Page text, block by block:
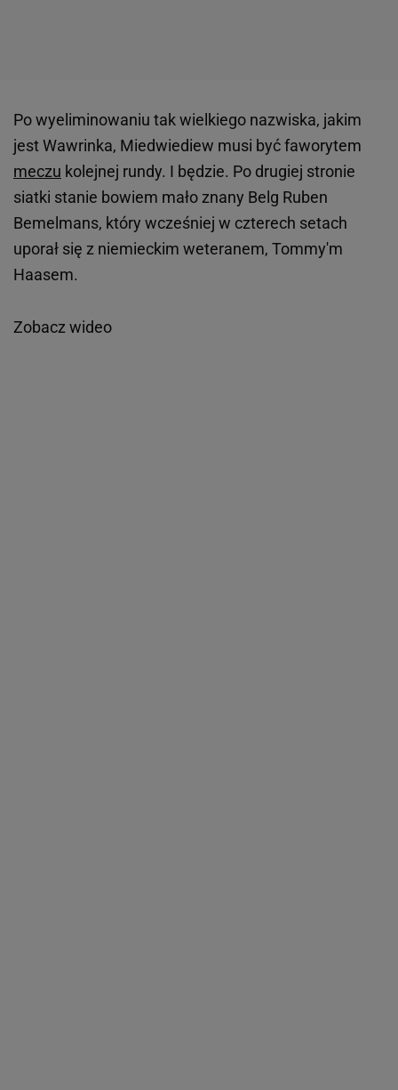
Po wyeliminowaniu tak wielkiego nazwiska, jakim
jest Wawrinka, Miedwiediew musi być faworytem
meczu kolejnej rundy. I będzie. Po drugiej stronie
siatki stanie bowiem mało znany Belg Ruben
Bemelmans, który wcześniej w czterech setach
uporał się z niemieckim weteranem, Tommy'm
Haasem.
Zobacz wideo